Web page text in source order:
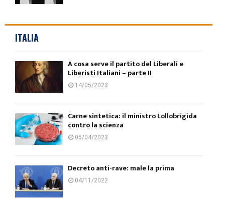
ITALIA
A cosa serve il partito del Liberali e
Liberisti Italiani – parte II
14/05/2023
Carne sintetica: il ministro Lollobrigida
contro la scienza
05/04/2023
Decreto anti-rave: male la prima
04/11/2022